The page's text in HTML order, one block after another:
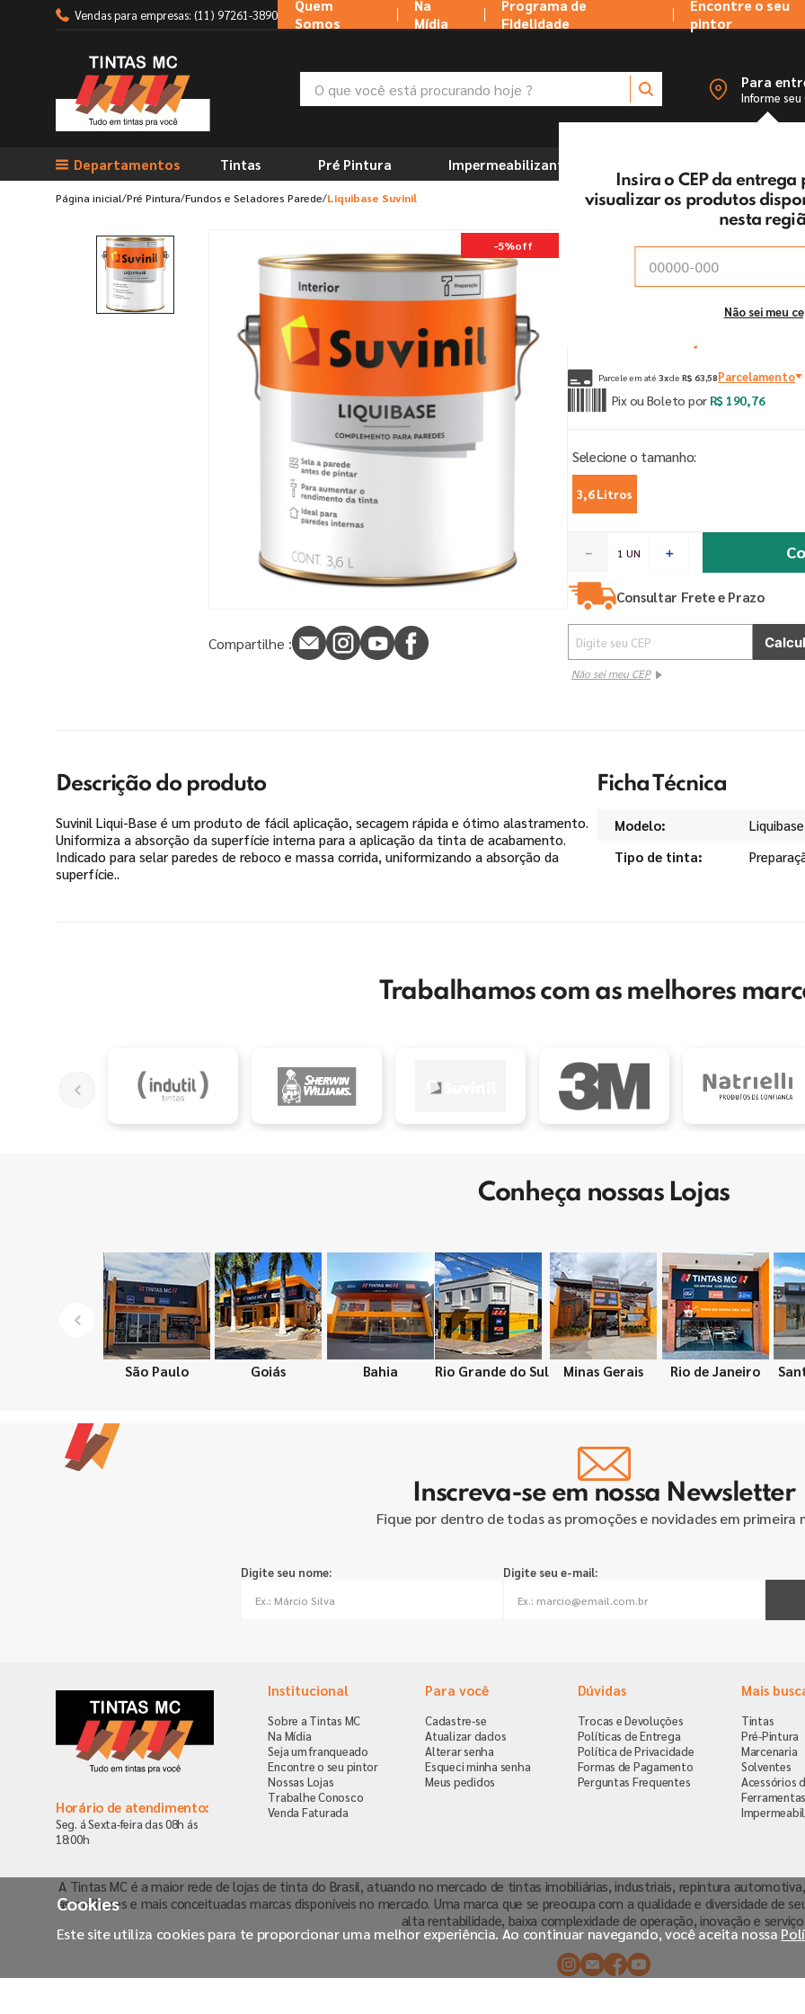
Vendas para empresas: (11) 97261-3890
Quem
Somos
Na
Mídia
Programa de
Fidelidade
Encontre o seu
pintor
Para
Informe seu
Insira o CEP da
visualizar os produtos
nesta
Não sei meu
Departamentos Tintas Pré Pintura Impermeabilizantes
Cookies
Este site utiliza cookies para te proporcionar uma melhor experiência. Ao continuar navegando, você aceita nossa
Pré Pintura Fundos e Seladores Parede Liquibase Suvinil
-5%off
Compartilhe :
Liquibase Suvinil
Vendido e entregue por:Tintas MC Ltda
Parcele em até 3xde R$ 63,58Parcelamento
Pix ou Boleto por R$ 190,76
3,6 Litros
＋
－
Consultar Frete e Prazo
Não sei meu CEP
Descrição do produto
Suvinil Liqui-Base é um produto de fácil aplicação, secagem rápida e ótimo alastramento.
Uniformiza a absorção da superfície interna para a aplicação da tinta de acabamento.
Indicado para selar paredes de reboco e massa corrida, uniformizando a absorção da
superfície..
Ficha Técnica
Modelo
Liquibase
Tipo de tinta
Trabalhamos com as melhores
Conheça nossas Lojas
São Paulo Goiás Bahia Rio Grande do Sul Minas Gerais Rio de Janeiro
Inscreva-se em nossa Newsletter
Fique por dentro de todas as promoções e novidades em primeira
Digite seu nome:
Digite seu e-mail:
Horário de atendimento:
Seg. á Sexta-feira das 08h ás
18:00h
Institucional
Sobre a Tintas MC
Na Mídia
Seja um franqueado
Encontre o seu pintor
Nossas Lojas
Trabalhe Conosco
Venda Faturada
Para você
Cadastre-se
Atualizar dados
Alterar senha
Esqueci minha senha
Meus pedidos
Dúvidas
Trocas e Devoluções
Políticas de Entrega
Política de Privacidade
Formas de Pagamento
Perguntas Frequentes
Mais
Tintas
Pré-Pintura
Marcenaria
Solventes
Acessórios
Ferramentas
A Tintas MC é a maior rede de lojas de tinta do Brasil, atuando no mercado de tintas imobiliárias, industriais, repintura
as melhores e mais conceituadas marcas disponíveis no mercado. Uma marca que se preocupa com a qualidade e diversidade de
alta rentabilidade, baixa complexidade de operação, inovação e serviço.
TERMOS MAIS BUSCADOS
1º tinta suvinil
2º tinta branca
sherwin willians
massa acrilica